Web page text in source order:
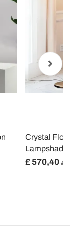
che hanno
Crystal
Lampshade
£ 570,40 £